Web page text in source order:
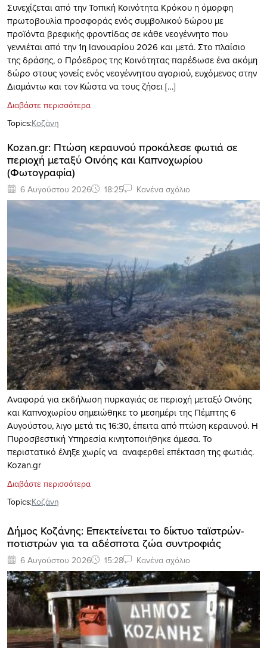
Συνεχίζεται από την Τοπική Κοινότητα Κρόκου η όμορφη
πρωτοβουλία προσφοράς ενός συμβολικού δώρου με
προϊόντα βρεφικής φροντίδας σε κάθε νεογέννητο που
γεννιέται από την 1η Ιανουαρίου 2026 και μετά. Στο πλαίσιο
της δράσης, ο Πρόεδρος της Κοινότητας παρέδωσε ένα ακόμη
δώρο στους γονείς ενός νεογέννητου αγοριού, ευχόμενος στην
Διαμάντω και τον Κώστα να τους ζήσει […]
Διαβάστε περισσότερα
Topics:Κοζάνη
Kozan.gr: Πτώση κεραυνού προκάλεσε φωτιά σε
περιοχή μεταξύ Οινόης και Καπνοχωρίου
(Φωτογραφία)
6 Αυγούστου 2026 18:25 Κανένα σχόλιο
Αναφορά για εκδήλωση πυρκαγιάς σε περιοχή μεταξύ Οινόης
και Καπνοχωρίου σημειώθηκε το μεσημέρι της Πέμπτης 6
Αυγούστου, λιγο μετά τις 16:30, έπειτα από πτώση κεραυνού. Η
Πυροσβεστική Υπηρεσία κινητοποιήθηκε άμεσα. Το
περιστατικό έληξε χωρίς να αναφερθεί επέκταση της φωτιάς.
Kozan.gr
Διαβάστε περισσότερα
Topics:Κοζάνη
Δήμος Κοζάνης: Επεκτείνεται το δίκτυο ταϊστρών-
ποτιστρών για τα αδέσποτα ζώα συντροφιάς
6 Αυγούστου 2026 15:28 Κανένα σχόλιο